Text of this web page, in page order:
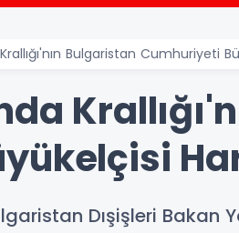
Bulgaristan Cumhuriyeti
Dışişleri Bakan